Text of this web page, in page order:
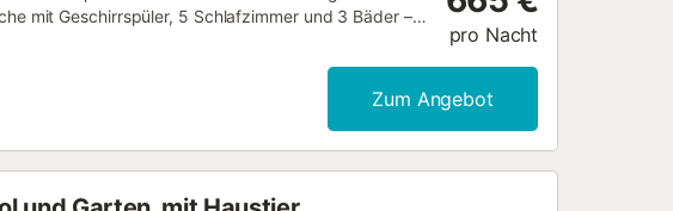
mit Geschirrspüler, 5 Schlafzimmer und 3 Bäder –
gegen Aufpreis zur Verfügung. Im privaten
und eine überdachte Terrasse, einen Balkon, Grill
sowie ein Stellplatz in der Garage vorhanden.
Die Unterkunft ist ausschließlich für Familien
pro Nacht
Zum Angebot